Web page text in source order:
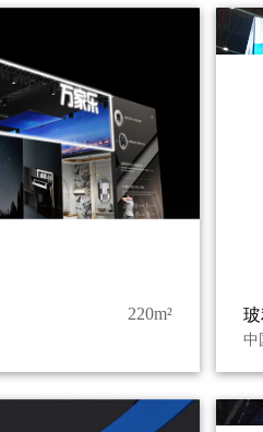
220m²
中